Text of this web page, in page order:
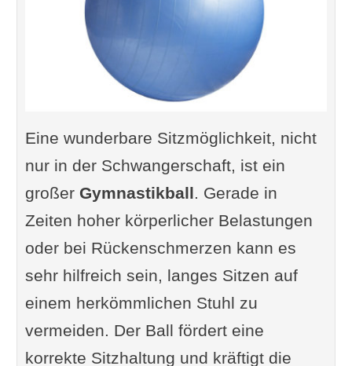
Eine wunderbare Sitzmöglichkeit, nicht
nur in der Schwangerschaft, ist ein
großer Gymnastikball. Gerade in
Zeiten hoher körperlicher Belastungen
oder bei Rückenschmerzen kann es
sehr hilfreich sein, langes Sitzen auf
einem herkömmlichen Stuhl zu
vermeiden. Der Ball fördert eine
korrekte Sitzhaltung und kräftigt die